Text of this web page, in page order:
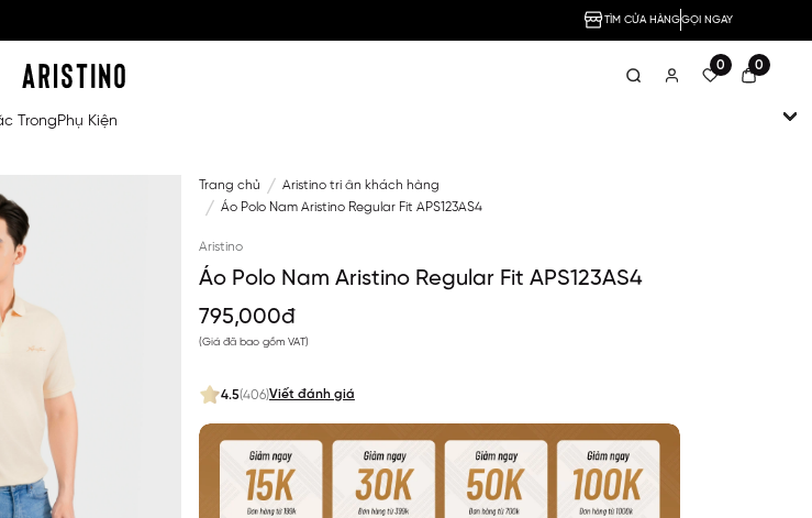
TÌM CỬA HÀNGGỌI NGAY
0 0
TrongPhụ Kiện
Trang chủ
Aristino tri ân khách hàng
Áo Polo Nam Aristino Regular Fit APS123AS4
Aristino
Áo Polo Nam Aristino Regular Fit APS123AS4
795,000đ
(Giá đã bao gồm VAT)
4.5(406)Viết đánh giá